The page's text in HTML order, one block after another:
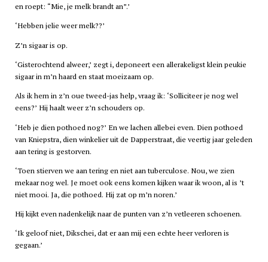
en roept: “Mie, je melk brandt an”.’
‘Hebben jelie weer melk??’
Z’n sigaar is op.
‘Gisterochtend alweer,’ zegt i, deponeert een allerakeligst klein peukie
sigaar in m’n haard en staat moeizaam op.
Als ik hem in z’n oue tweed-jas help, vraag ik: ‘Solliciteer je nog wel
eens?’ Hij haalt weer z’n schouders op.
‘Heb je dien pothoed nog?’ En we lachen allebei even. Dien pothoed
van Kniepstra, dien winkelier uit de Dapperstraat, die veertig jaar geleden
aan tering is gestorven.
‘Toen stierven we aan tering en niet aan tuberculose. Nou, we zien
mekaar nog wel. Je moet ook eens komen kijken waar ik woon, al is ’t
niet mooi. Ja, die pothoed. Hij zat op m’n noren.’
Hij kijkt even nadenkelijk naar de punten van z’n vetleeren schoenen.
‘Ik geloof niet, Dikschei, dat er aan mij een echte heer verloren is
gegaan.’